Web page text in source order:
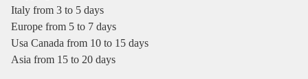
Italy from 3 to 5 days
Europe from 5 to 7 days
Usa Canada from 10 to 15 days
Asia from 15 to 20 days